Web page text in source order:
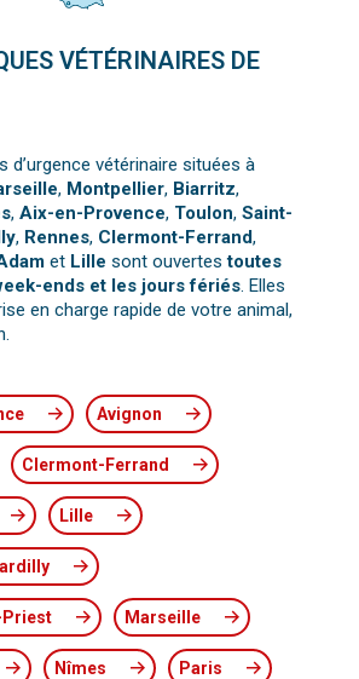
VÉTÉRINAIRES DE
d’urgence vétérinaire situées à
, Montpellier, Biarritz,
, Aix-en-Provence, Toulon, Saint-
, Rennes, Clermont-Ferrand,
et Lille sont ouvertestoutes
ends et les jours fériés. Elles
en charge rapide de votre animal,
Avignon
Clermont-Ferrand
Lille
Priest Marseille
Nîmes Paris